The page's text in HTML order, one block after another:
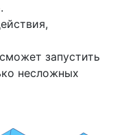
запустить
несложных